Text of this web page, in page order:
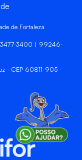
de Fortaleza
3477-3400 | 99246-
- CEP 60811-905 -